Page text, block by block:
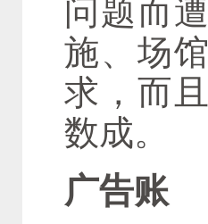
问题而
施、场
求，而
数成。
广告账